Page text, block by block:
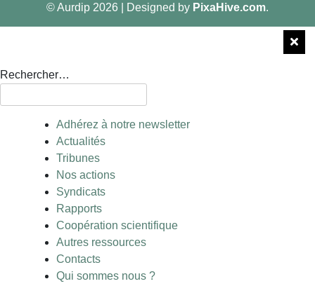
© Aurdip 2026 Designed by PixaHive.com.
Rechercher…
Adhérez à notre newsletter
Actualités
Tribunes
Nos actions
Syndicats
Rapports
Coopération scientifique
Autres ressources
Contacts
Qui sommes nous ?